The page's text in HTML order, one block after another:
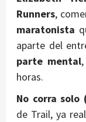
Runners,
maratonista
aparte del
parte mental
horas.
No corra solo
de Trail, ya